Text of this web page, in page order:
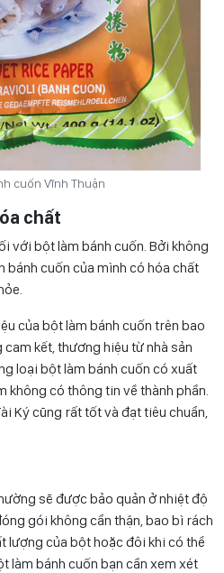
cuốn Vĩnh Thuận
chất
với bột làm bánh cuốn. Bởi không
cuốn của mình có hóa chất
của bột làm bánh cuốn trên bao
kết, thương hiệu từ nhà sản
loại bột làm bánh cuốn có xuất
không có thông tin về thành phần.
Ký cũng rất tốt và đạt tiêu chuẩn,
sẽ được bảo quản ở nhiệt độ
gói không cẩn thận, bao bì rách
lượng của bột hoặc đôi khi có thể
làm bánh cuốn bạn cần xem xét